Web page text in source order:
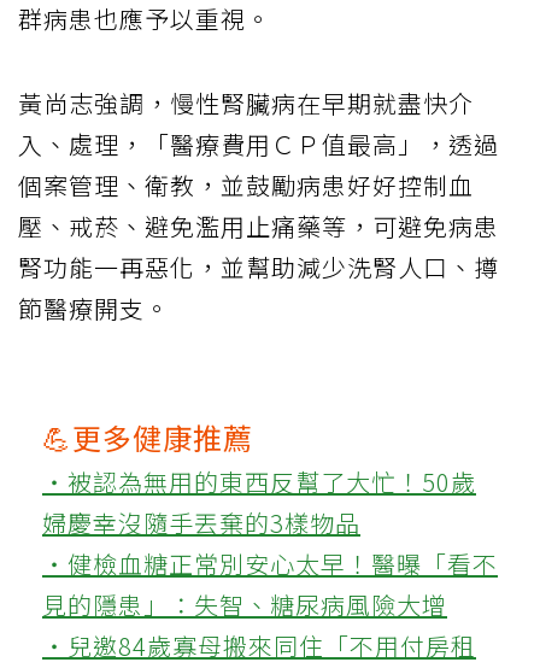
群病患也應予以重視。
黃尚志強調，慢性腎臟病在早期就盡快介
入、處理，「醫療費用ＣＰ值最高」，透過
個案管理、衛教，並鼓勵病患好好控制血
壓、戒菸、避免濫用止痛藥等，可避免病患
腎功能一再惡化，並幫助減少洗腎人口、撙
節醫療開支。
💪更多健康推薦
‧被認為無用的東西反幫了大忙！50歲
婦慶幸沒隨手丟棄的3樣物品
‧健檢血糖正常別安心太早！醫曝「看不
見的隱患」：失智、糖尿病風險大增
‧兒邀84歲寡母搬來同住「不用付房租